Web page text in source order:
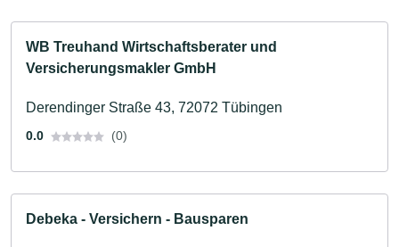
WB Treuhand Wirtschaftsberater und
Versicherungsmakler GmbH
Derendinger Straße 43, 72072 Tübingen
0.0 (0)
Debeka - Versichern - Bausparen